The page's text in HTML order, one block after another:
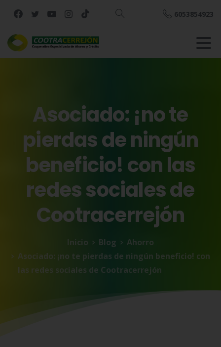
Buscar
6053854923
Asociado: ¡note
pierdasdeningún
beneficio! conlas
redessocialesde
Cootracerrejón
Inicio Blog
Ahorro
Asociado: ¡no te pierdas de ningún beneficio! con
las redes sociales de Cootracerrejón